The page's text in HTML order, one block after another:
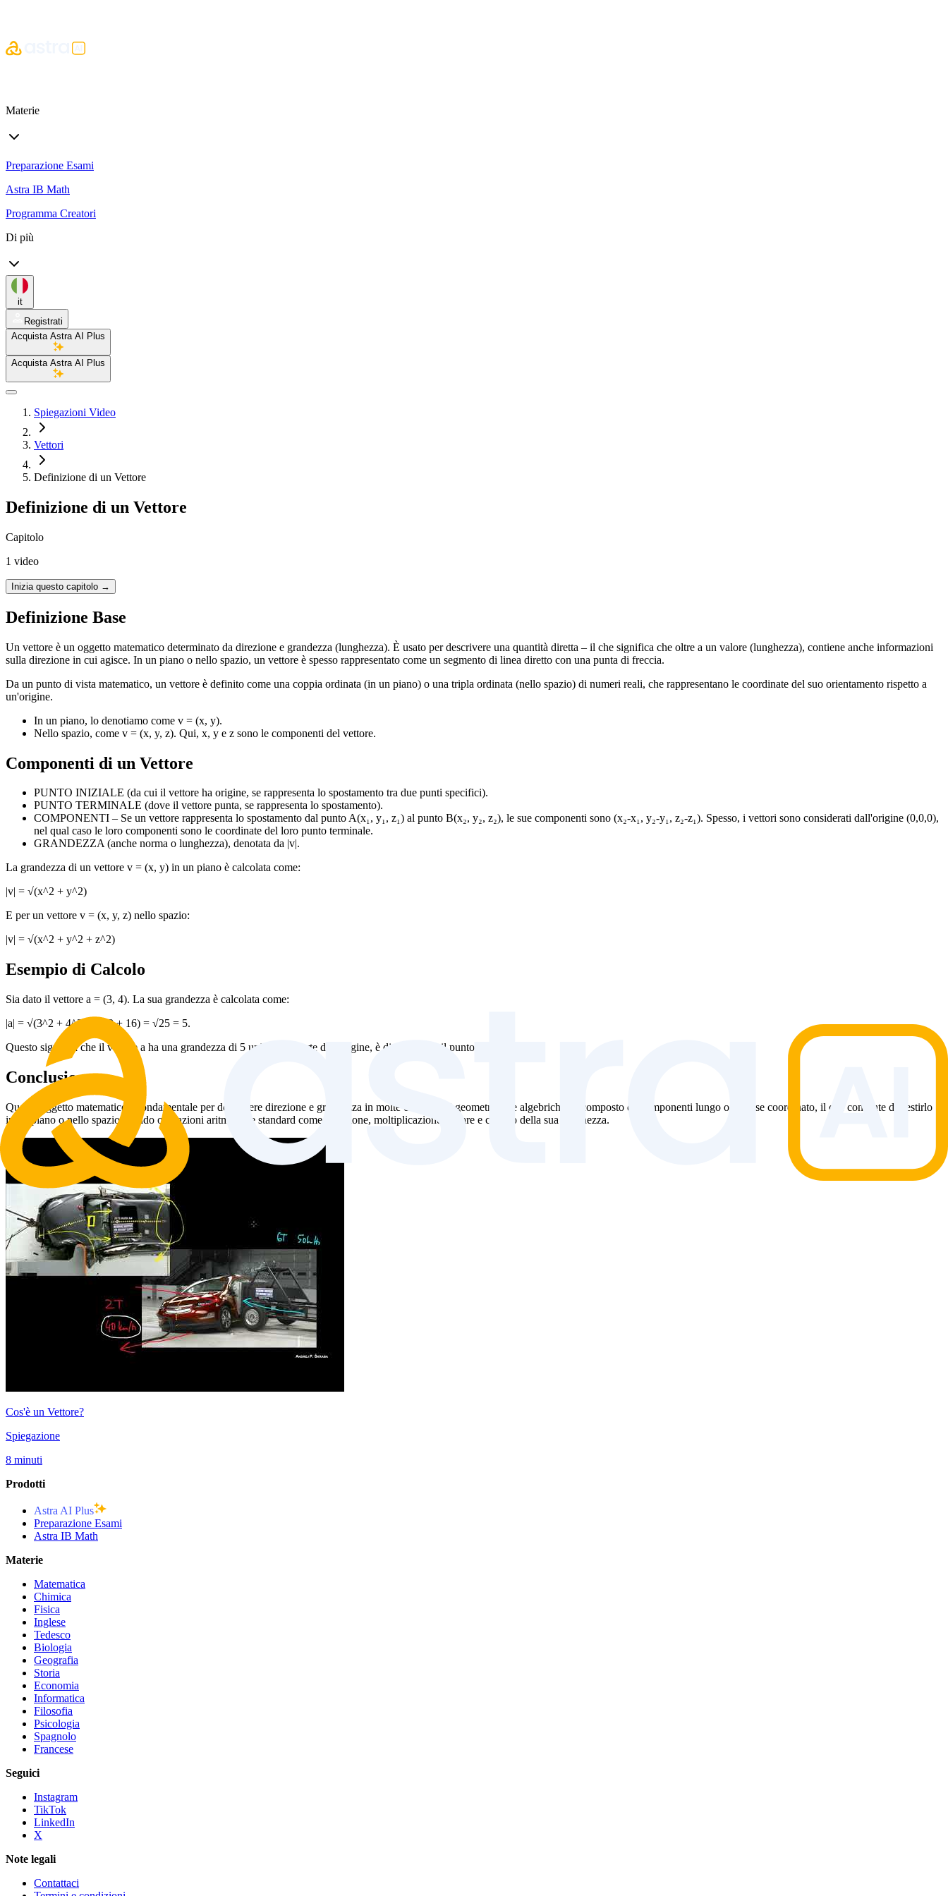
Materie
Preparazione Esami
Astra IB Math
Programma Creatori
Di più
it
Registrati
Acquista Astra AI Plus
Acquista Astra AI Plus
Spiegazioni Video
Vettori
Definizione di un Vettore
Definizione di un Vettore
Capitolo
1 video
Inizia questo capitolo →
Definizione Base
Un vettore è un oggetto matematico determinato da direzione e grandezza (lunghezza). È usato per descrivere una quantità diretta – il che significa che oltre a un valore (lunghezza), contiene anche informazioni
sulla direzione in cui agisce. In un piano o nello spazio, un vettore è spesso rappresentato come un segmento di linea diretto con una punta di freccia.
Da un punto di vista matematico, un vettore è definito come una coppia ordinata (in un piano) o una tripla ordinata (nello spazio) di numeri reali, che rappresentano le coordinate del suo orientamento rispetto a
un'origine.
In un piano, lo denotiamo come v = (x, y).
Nello spazio, come v = (x, y, z). Qui, x, y e z sono le componenti del vettore.
Componenti di un Vettore
PUNTO INIZIALE (da cui il vettore ha origine, se rappresenta lo spostamento tra due punti specifici).
PUNTO TERMINALE (dove il vettore punta, se rappresenta lo spostamento).
COMPONENTI – Se un vettore rappresenta lo spostamento dal punto A(x₁, y₁, z₁) al punto B(x₂, y₂, z₂), le sue componenti sono (x₂-x₁, y₂-y₁, z₂-z₁). Spesso, i vettori sono considerati dall'origine (0,0,0),
nel qual caso le loro componenti sono le coordinate del loro punto terminale.
GRANDEZZA (anche norma o lunghezza), denotata da |v|.
La grandezza di un vettore v = (x, y) in un piano è calcolata come:
|v| = √(x^2 + y^2)
E per un vettore v = (x, y, z) nello spazio:
|v| = √(x^2 + y^2 + z^2)
Esempio di Calcolo
Sia dato il vettore a = (3, 4). La sua grandezza è calcolata come:
|a| = √(3^2 + 4^2) = √(9 + 16) = √25 = 5.
Questo significa che il vettore a ha una grandezza di 5 unità e, se parte dall'origine, è diretto verso il punto (3, 4).
Conclusione
Questo oggetto matematico è fondamentale per descrivere direzione e grandezza in molte costruzioni geometriche e algebriche. È composto da componenti lungo ogni asse coordinato, il che consente di gestirlo
in un piano o nello spazio usando operazioni aritmetiche standard come addizione, moltiplicazione scalare e calcolo della sua lunghezza.
Cos'è un Vettore?
Spiegazione
8 minuti
Prodotti
Astra AI Plus
Preparazione Esami
Astra IB Math
Materie
Matematica
Chimica
Fisica
Inglese
Tedesco
Biologia
Geografia
Storia
Economia
Informatica
Filosofia
Psicologia
Spagnolo
Francese
Seguici
Instagram
TikTok
LinkedIn
X
Note legali
Contattaci